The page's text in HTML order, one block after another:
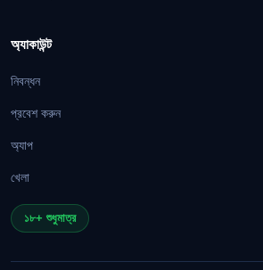
অ্যাকাউন্ট
নিবন্ধন
প্রবেশ করুন
অ্যাপ
খেলা
১৮+ শুধুমাত্র